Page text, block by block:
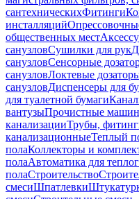
сантехническихФитинги
инсталляций
общественных мест
санузловСушилки для рук
санузловСенсорные
санузловЛоктевые
санузловДиспенсеры для
для туалетной бумаги
вантузыПрочистные
канализацииТрубы,
канализационныеТеплый
полаКоллекторы и
полаАвтоматика для
полаСтроительство
смесиШпатлевки